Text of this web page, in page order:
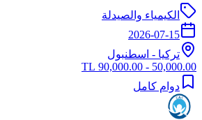
الكيمياء والصيدلة
2026-07-15
تركيا - اسطنبول
50,000.00 - 90,000.00 TL
دوام كامل